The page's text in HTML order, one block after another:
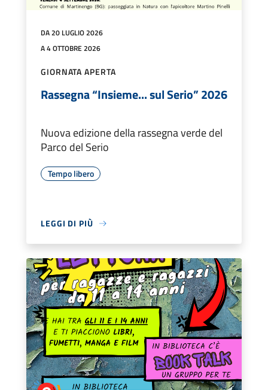
DA 20 LUGLIO 2026
A 4 OTTOBRE 2026
GIORNATA APERTA
Rassegna “Insieme... sul Serio” 2026
Nuova edizione della rassegna verde del
Parco del Serio
Tempo libero
LEGGI DI PIÙ